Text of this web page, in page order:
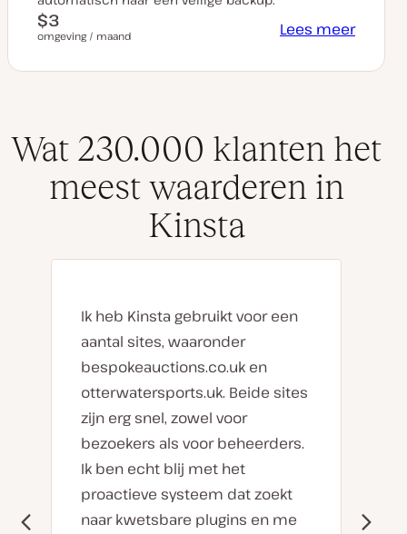
$3
omgeving / maand Lees meer
Wat 230.000 klanten het
meest waarderen in
Kinsta
Ik heb Kinsta gebruikt voor een
aantal sites, waaronder
bespokeauctions.co.uk en
otterwatersports.uk. Beide sites
zijn erg snel, zowel voor
bezoekers als voor beheerders.
Ik ben echt blij met het
proactieve systeem dat zoekt
naar kwetsbare plugins en me